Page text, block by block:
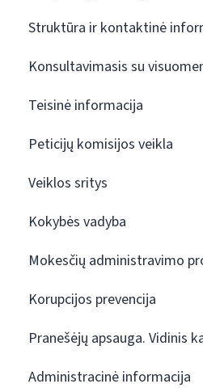
Struktūra ir kontaktinė
Konsultavimasis su
Teisinė informacija
Peticijų komisijos veikla
Veiklos sritys
Kokybės vadyba
Mokesčių administravimo
Korupcijos prevencija
Pranešėjų apsauga. Vidinis
Administracinė informacija